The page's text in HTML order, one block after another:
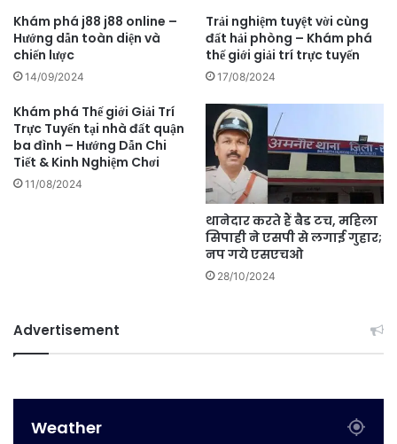
Khám phá j88 j88 online –
Hướng dẫn toàn diện và
chiến lược
14/09/2024
Trải nghiệm tuyệt vời cùng
đất hải phòng – Khám phá
thế giới giải trí trực tuyến
17/08/2024
Khám phá Thế giới Giải Trí
Trực Tuyến tại nhà đất quận
ba đình – Hướng Dẫn Chi
Tiết & Kinh Nghiệm Chơi
11/08/2024
थानेदार करते हैं बैड टच, महिला
सिपाही ने एसपी से लगाई गुहार;
नप गये एसएचओ
28/10/2024
Advertisement
Weather